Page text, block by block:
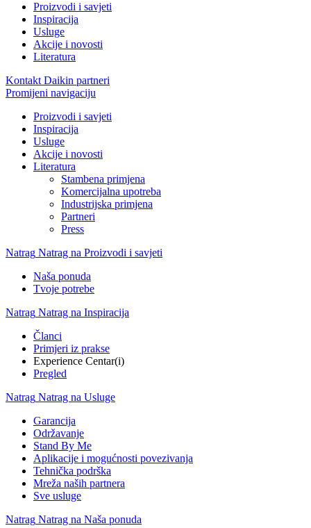
Proizvodi i savjeti
Inspiracija
Usluge
Akcije i novosti
Literatura
Kontakt Daikin partneri
Promijeni navigaciju
Proizvodi i savjeti
Inspiracija
Usluge
Akcije i novosti
Literatura
Stambena primjena
Komercijalna upotreba
Industrijska primjena
Partneri
Press
Natrag Natrag na Proizvodi i savjeti
Naša ponuda
Tvoje potrebe
Natrag Natrag na Inspiracija
Članci
Primjeri iz prakse
Experience Centar(i)
Pregled
Natrag Natrag na Usluge
Garancija
Održavanje
Stand By Me
Aplikacije i mogućnosti povezivanja
Tehnička podrška
Mreža naših partnera
Sve usluge
Natrag Natrag na Naša ponuda